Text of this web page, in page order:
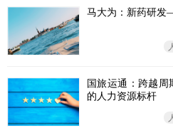
马大为：新药研发
国旅运通：跨越
的人力资源标杆